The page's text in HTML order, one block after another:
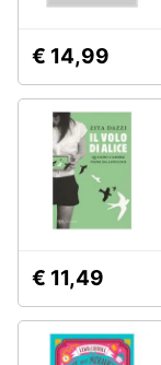
€ 14,99
€ 11,49